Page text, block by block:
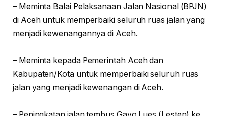
– Meminta Balai Pelaksanaan Jalan Nasional (BPJN)
di Aceh untuk memperbaiki seluruh ruas jalan yang
menjadi kewenangannya di Aceh.
– Meminta kepada Pemerintah Aceh dan
Kabupaten/Kota untuk memperbaiki seluruh ruas
jalan yang menjadi kewenangan di Aceh.